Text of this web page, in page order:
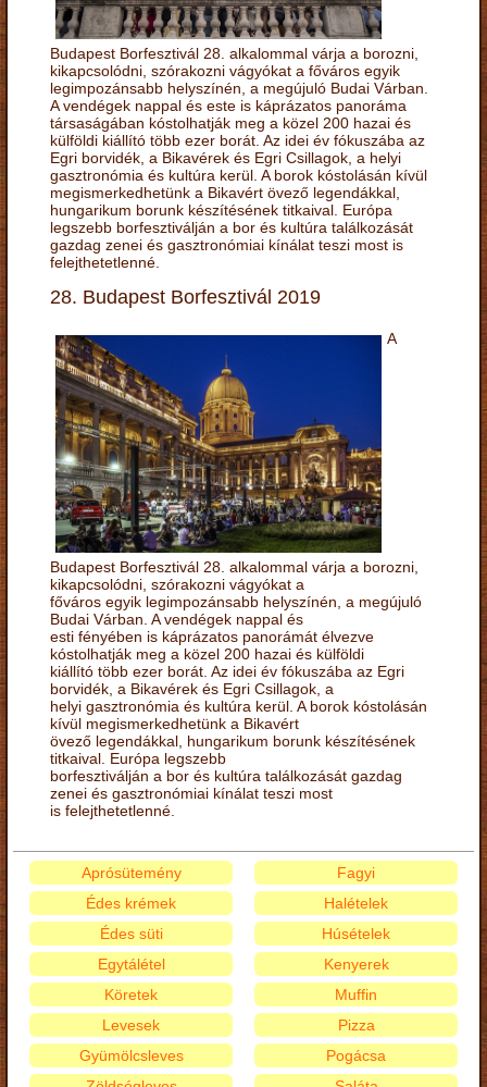
Budapest Borfesztivál 28. alkalommal várja a borozni,
kikapcsolódni, szórakozni vágyókat a főváros egyik
legimpozánsabb helyszínén, a megújuló Budai Várban.
A vendégek nappal és este is káprázatos panoráma
társaságában kóstolhatják meg a közel 200 hazai és
külföldi kiállító több ezer borát. Az idei év fókuszába az
Egri borvidék, a Bikavérek és Egri Csillagok, a helyi
gasztronómia és kultúra kerül. A borok kóstolásán kívül
megismerkedhetünk a Bikavért övező legendákkal,
hungarikum borunk készítésének titkaival. Európa
legszebb borfesztiválján a bor és kultúra találkozását
gazdag zenei és gasztronómiai kínálat teszi most is
felejthetetlenné.
28. Budapest Borfesztivál 2019
A
Budapest Borfesztivál 28. alkalommal várja a borozni,
kikapcsolódni, szórakozni vágyókat a
főváros egyik legimpozánsabb helyszínén, a megújuló
Budai Várban. A vendégek nappal és
esti fényében is káprázatos panorámát élvezve
kóstolhatják meg a közel 200 hazai és külföldi
kiállító több ezer borát. Az idei év fókuszába az Egri
borvidék, a Bikavérek és Egri Csillagok, a
helyi gasztronómia és kultúra kerül. A borok kóstolásán
kívül megismerkedhetünk a Bikavért
övező legendákkal, hungarikum borunk készítésének
titkaival. Európa legszebb
borfesztiválján a bor és kultúra találkozását gazdag
zenei és gasztronómiai kínálat teszi most
is felejthetetlenné.
Aprósütemény
Édes krémek
Édes süti
Egytálétel
Fagyi
Halételek
Húsételek
Kenyerek
Köretek
Levesek
Gyümölcsleves
Muffin
Pizza
Pogácsa